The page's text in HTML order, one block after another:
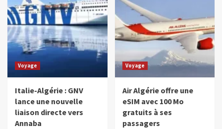
Voyage
Italie-Algérie : GNV
lance une nouvelle
liaison directe vers
Annaba
Voyage
Air Algérie offre une
eSIM avec 100 Mo
gratuits à ses
passagers